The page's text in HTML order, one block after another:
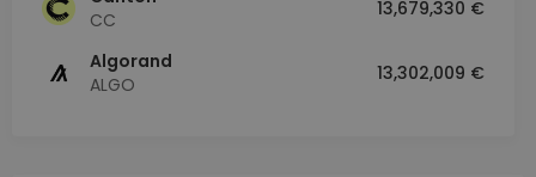
CC
13,679,330 €
Algorand
ALGO
13,302,009 €